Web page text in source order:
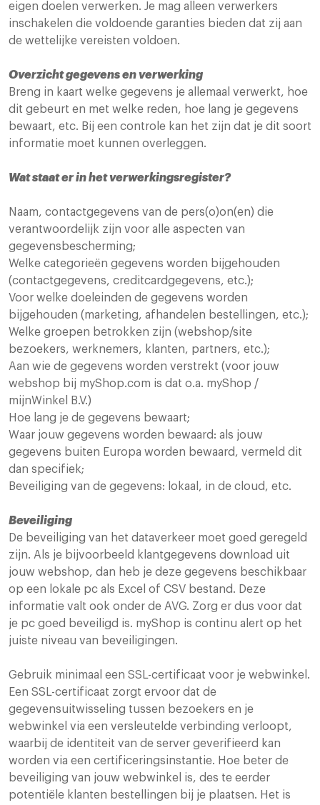
eigen doelen verwerken. Je mag alleen verwerkers
inschakelen die voldoende garanties bieden dat zij aan
de wettelijke vereisten voldoen.
Overzicht gegevens en verwerking
Breng in kaart welke gegevens je allemaal verwerkt, hoe
dit gebeurt en met welke reden, hoe lang je gegevens
bewaart, etc. Bij een controle kan het zijn dat je dit soort
informatie moet kunnen overleggen.
Wat staat er in het verwerkingsregister?
Naam, contactgegevens van de pers(o)on(en) die
verantwoordelijk zijn voor alle aspecten van
gegevensbescherming;
Welke categorieën gegevens worden bijgehouden
(contactgegevens, creditcardgegevens, etc.);
Voor welke doeleinden de gegevens worden
bijgehouden (marketing, afhandelen bestellingen, etc.);
Welke groepen betrokken zijn (webshop/site
bezoekers, werknemers, klanten, partners, etc.);
Aan wie de gegevens worden verstrekt (voor jouw
webshop bij myShop.com is dat o.a. myShop /
mijnWinkel B.V.)
Hoe lang je de gegevens bewaart;
Waar jouw gegevens worden bewaard: als jouw
gegevens buiten Europa worden bewaard, vermeld dit
dan specifiek;
Beveiliging van de gegevens: lokaal, in de cloud, etc.
Beveiliging
De beveiliging van het dataverkeer moet goed geregeld
zijn. Als je bijvoorbeeld klantgegevens download uit
jouw webshop, dan heb je deze gegevens beschikbaar
op een lokale pc als Excel of CSV bestand. Deze
informatie valt ook onder de AVG. Zorg er dus voor dat
je pc goed beveiligd is. myShop is continu alert op het
juiste niveau van beveiligingen.
Gebruik minimaal een SSL-certificaat voor je webwinkel.
Een SSL-certificaat zorgt ervoor dat de
gegevensuitwisseling tussen bezoekers en je
webwinkel via een versleutelde verbinding verloopt,
waarbij de identiteit van de server geverifieerd kan
worden via een certificeringsinstantie. Hoe beter de
beveiliging van jouw webwinkel is, des te eerder
potentiële klanten bestellingen bij je plaatsen. Het is